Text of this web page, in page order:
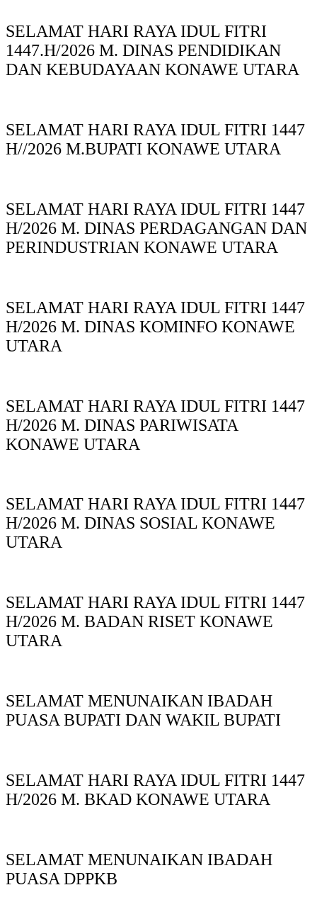
SELAMAT HARI RAYA IDUL FITRI
1447.H/2026 M. DINAS PENDIDIKAN
DAN KEBUDAYAAN KONAWE UTARA
SELAMAT HARI RAYA IDUL FITRI 1447
H//2026 M.BUPATI KONAWE UTARA
SELAMAT HARI RAYA IDUL FITRI 1447
H/2026 M. DINAS PERDAGANGAN DAN
PERINDUSTRIAN KONAWE UTARA
SELAMAT HARI RAYA IDUL FITRI 1447
H/2026 M. DINAS KOMINFO KONAWE
UTARA
SELAMAT HARI RAYA IDUL FITRI 1447
H/2026 M. DINAS PARIWISATA
KONAWE UTARA
SELAMAT HARI RAYA IDUL FITRI 1447
H/2026 M. DINAS SOSIAL KONAWE
UTARA
SELAMAT HARI RAYA IDUL FITRI 1447
H/2026 M. BADAN RISET KONAWE
UTARA
SELAMAT MENUNAIKAN IBADAH
PUASA BUPATI DAN WAKIL BUPATI
SELAMAT HARI RAYA IDUL FITRI 1447
H/2026 M. BKAD KONAWE UTARA
SELAMAT MENUNAIKAN IBADAH
PUASA DPPKB